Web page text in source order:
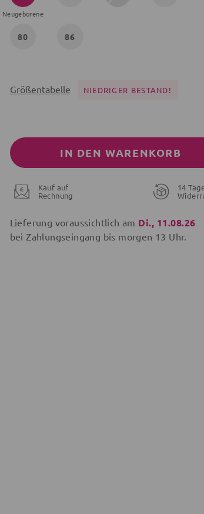
Neugeborene
80 86
Größentabelle NIEDRIGER BESTAND!
IN DEN WARENKORB
Kauf auf
Rechnung
14
Lieferung voraussichtlich am Di., 11.08.26
bei Zahlungseingang bis morgen 13 Uhr.